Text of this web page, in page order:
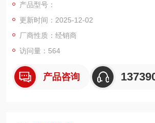
频振动，向外发射频率远超 20kHz 的超声波
形式在介质中传播，遇到目标物体后会反射
过精准捕捉反射波，结合声速与传播时间，便
产品型号：
更新时间：2025-12-02
厂商性质：经销商
访问量：564
产品咨询